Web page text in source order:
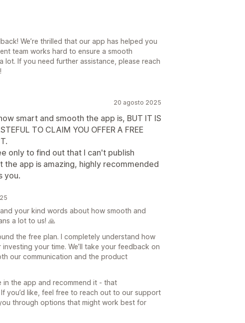
We’re thrilled that our app has helped you
team works hard to ensure a smooth
lot. If you need further assistance, please reach
20 agosto 2025
smart and smooth the app is, BUT IT IS
TO CLAIM YOU OFFER A FREE
only to find out that I can't publish
app is amazing, highly recommended
you.
your kind words about how smooth and
a lot to us! 🙏
the free plan. I completely understand how
your time. We’ll take your feedback on
our communication and the product
in the app and recommend it - that
you’d like, feel free to reach out to our support
through options that might work best for